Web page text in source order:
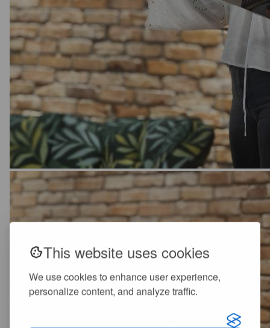
This website uses cookies
We use cookies to enhance user experience,
personalize content, and analyze traffic.